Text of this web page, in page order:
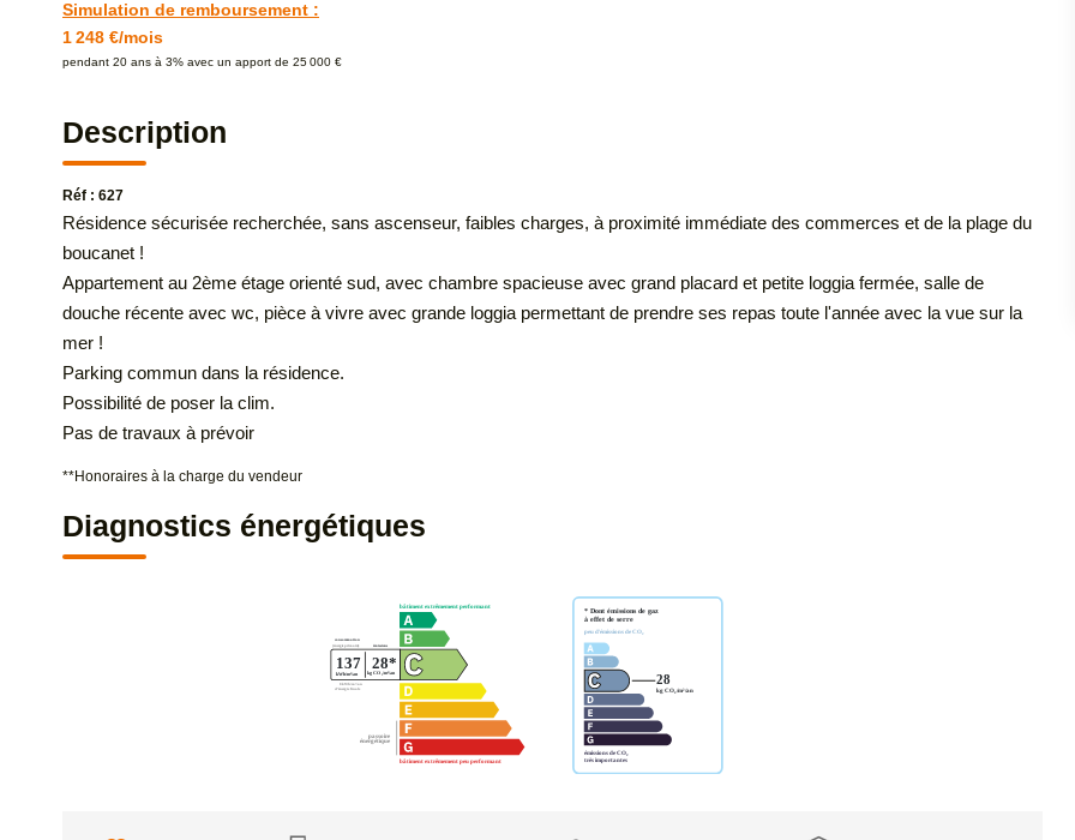
Simulation de remboursement :
1 248 €/mois
pendant 20 ans à 3% avec un apport de 25 000 €
Description
Réf : 627
Résidence sécurisée recherchée, sans ascenseur, faibles charges, à proximité immédiate des commerces et de la plage du
boucanet !
Appartement au 2ème étage orienté sud, avec chambre spacieuse avec grand placard et petite loggia fermée, salle de
douche récente avec wc, pièce à vivre avec grande loggia permettant de prendre ses repas toute l'année avec la vue sur la
mer !
Parking commun dans la résidence.
Possibilité de poser la clim.
Pas de travaux à prévoir
**Honoraires à la charge du vendeur
Diagnostics énergétiques